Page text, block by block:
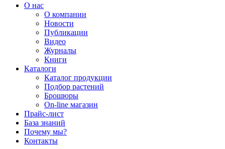
О нас
О компании
Новости
Публикации
Видео
Журналы
Книги
Каталоги
Каталог продукции
Подбор растений
Брошюры
On-line магазин
Прайс-лист
База знаний
Почему мы?
Контакты